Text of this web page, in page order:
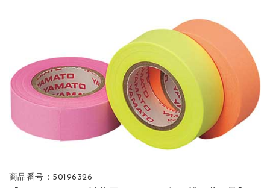
商品番号：50196326